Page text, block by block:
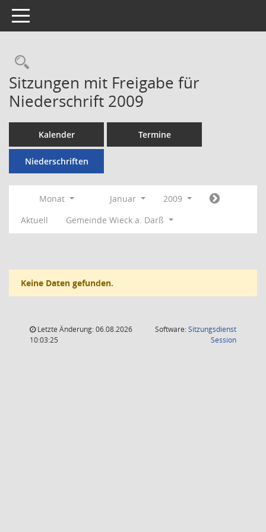
Toggle navigation
Rechercheauswahl
Sitzungen mit Freigabe für
Niederschrift 2009
Kalender Termine
Niederschriften
Monat Januar
2009
Aktuell
Gemeinde Wieck a. Darß
Keine Daten gefunden.
Letzte Änderung: 06.08.2026
10:03:25
Software:Sitzungsdienst
Session(Wird in